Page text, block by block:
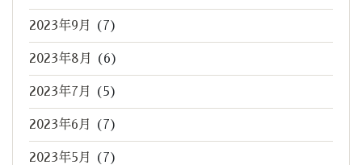
2023年9月 (7)
2023年8月 (6)
2023年7月 (5)
2023年6月 (7)
2023年5月 (7)